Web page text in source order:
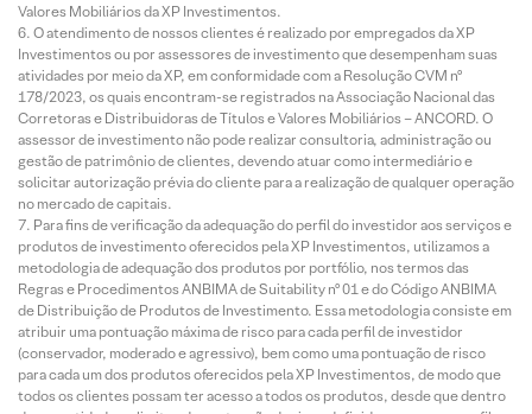
Valores Mobiliários da XP Investimentos.
O atendimento de nossos clientes é realizado por empregados da XP
Investimentos ou por assessores de investimento que desempenham suas
atividades por meio da XP, em conformidade com a Resolução CVM nº
178/2023, os quais encontram-se registrados na Associação Nacional das
Corretoras e Distribuidoras de Títulos e Valores Mobiliários – ANCORD. O
assessor de investimento não pode realizar consultoria, administração ou
gestão de patrimônio de clientes, devendo atuar como intermediário e
solicitar autorização prévia do cliente para a realização de qualquer operação
no mercado de capitais.
Para fins de verificação da adequação do perfil do investidor aos serviços e
produtos de investimento oferecidos pela XP Investimentos, utilizamos a
metodologia de adequação dos produtos por portfólio, nos termos das
Regras e Procedimentos ANBIMA de Suitability nº 01 e do Código ANBIMA
de Distribuição de Produtos de Investimento. Essa metodologia consiste em
atribuir uma pontuação máxima de risco para cada perfil de investidor
(conservador, moderado e agressivo), bem como uma pontuação de risco
para cada um dos produtos oferecidos pela XP Investimentos, de modo que
todos os clientes possam ter acesso a todos os produtos, desde que dentro